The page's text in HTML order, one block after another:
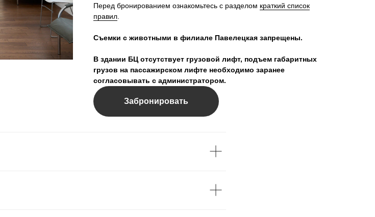
Перед бронированием ознакомьтесь с разделом краткий список
правил
Съемки с животными в филиале Павелецкая запрещены.
В здании БЦ отсутствует грузовой лифт, подъем габаритных
грузов на пассажирском лифте необходимо заранее
согласовывать с администратором.
Забронировать